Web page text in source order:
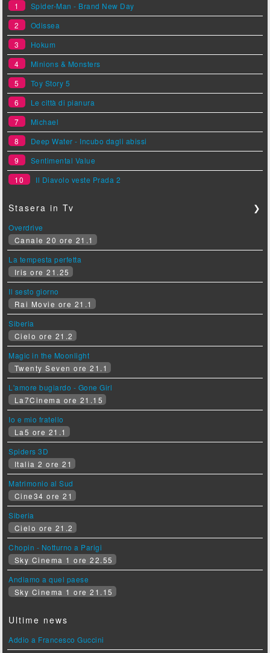
1
Spider-Man - Brand New Day
2
Odissea
3
Hokum
4
Minions & Monsters
5
Toy Story 5
6
Le città di pianura
7
Michael
8
Deep Water - Incubo dagli abissi
9
Sentimental Value
10
Il Diavolo veste Prada 2
Stasera in Tv ❯
Overdrive
Canale 20 ore 21.1
La tempesta perfetta
Iris ore 21.25
Il sesto giorno
Rai Movie ore 21.1
Siberia
Cielo ore 21.2
Magic in the Moonlight
Twenty Seven ore 21.1
L'amore bugiardo - Gone Girl
La7Cinema ore 21.15
Io e mio fratello
La5 ore 21.1
Spiders 3D
Italia 2 ore 21
Matrimonio al Sud
Cine34 ore 21
Siberia
Cielo ore 21.2
Chopin - Notturno a Parigi
Sky Cinema 1 ore 22.55
Andiamo a quel paese
Sky Cinema 1 ore 21.15
Ultime news
Addio a Francesco Guccini